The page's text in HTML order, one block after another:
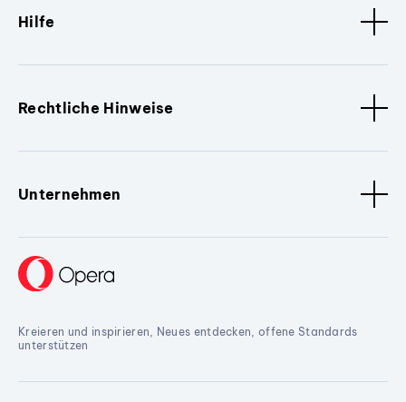
Hilfe
Rechtliche Hinweise
Unternehmen
Kreieren und inspirieren, Neues entdecken, offene Standards
unterstützen